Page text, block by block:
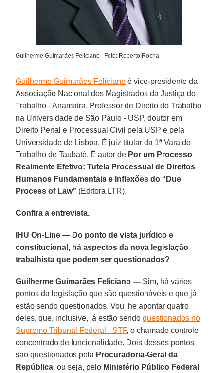
Guilherme Guimarães Feliciano | Foto: Roberto Rocha
Guilherme Guimarães Feliciano é vice-presidente da
Associação Nacional dos Magistrados da Justiça do
Trabalho - Anamatra. Professor de Direito do Trabalho
na Universidade de São Paulo - USP, doutor em
Direito Penal e Processual Civil pela USP e pela
Universidade de Lisboa. É juiz titular da 1ª Vara do
Trabalho de Taubaté. É autor de Por um Processo
Realmente Efetivo: Tutela Processual de Direitos
Humanos Fundamentais e Inflexões do “Due
Process of Law” (Editora LTR).
Confira a entrevista.
IHU On-Line — Do ponto de vista jurídico e
constitucional, há aspectos da nova legislação
trabalhista que podem ser questionados?
Guilherme Guimarães Feliciano — Sim, há vários
pontos da legislação que são questionáveis e que já
estão sendo questionados. Vou lhe apontar quatro
deles, que, inclusive, já estão sendoquestionados no
Supremo Tribunal Federal - STF, o chamado controle
concentrado de funcionalidade. Dois desses pontos
são questionados pela Procuradoria-Geral da
República, ou seja, pelo Ministério Público Federal .